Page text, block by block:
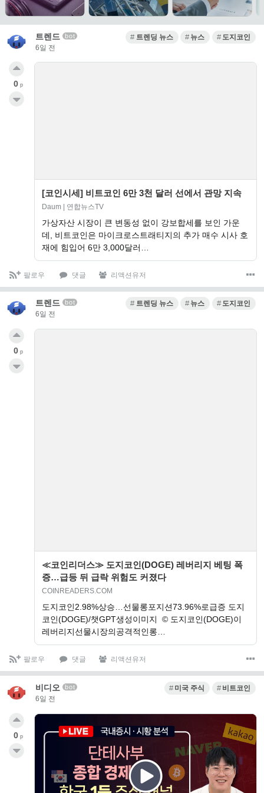
트렌드 bot
6일 전
트렌딩 뉴스 뉴스 도지코인
[코인시세] 비트코인 6만 3천 달러 선에서 관망 지속
Daum | 연합뉴스TV
가상자산 시장이 큰 변동성 없이 강보합세를 보인 가운
데, 비트코인은 마이크로스트래티지의 추가 매수 시사 호
재에 힘입어 6만 3,000달러…
0 p
팔로우 댓글 리액션유저
트렌드 bot
6일 전
트렌딩 뉴스 뉴스 도지코인
≪코인리더스≫ 도지코인(DOGE) 레버리지 베팅 폭
증…급등 뒤 급락 위험도 커졌다
COINREADERS.COM
도지코인2.98%상승…선물롱포지션73.96%로급증 도지
코인(DOGE)/챗GPT생성이미지 © 도지코인(DOGE)이
레버리지선물시장의공격적인롱…
0 p
팔로우 댓글 리액션유저
비디오 bot
6일 전
미국 주식 비트코인
0 p